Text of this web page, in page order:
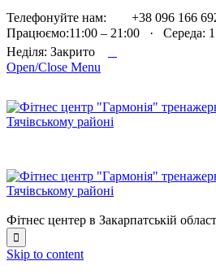
Телефонуйте нам:
+38 096 166
Працюємо:11:00 – 21:00 · Середа:
Неділя: Закрито
Open/Close Menu
Фітнес центер в Закарпатській

Skip to content